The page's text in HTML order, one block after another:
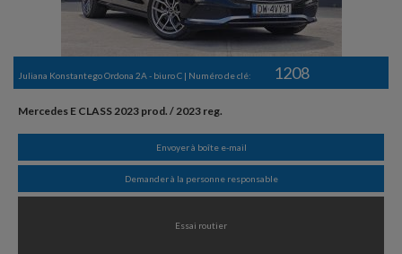
Juliana Konstantego Ordona 2A - biuro C | Numéro de clé: 1208
Mercedes E CLASS 2023 prod. / 2023 reg.
Envoyer à boîte e-mail
Demander à la personne responsable
Essai routier